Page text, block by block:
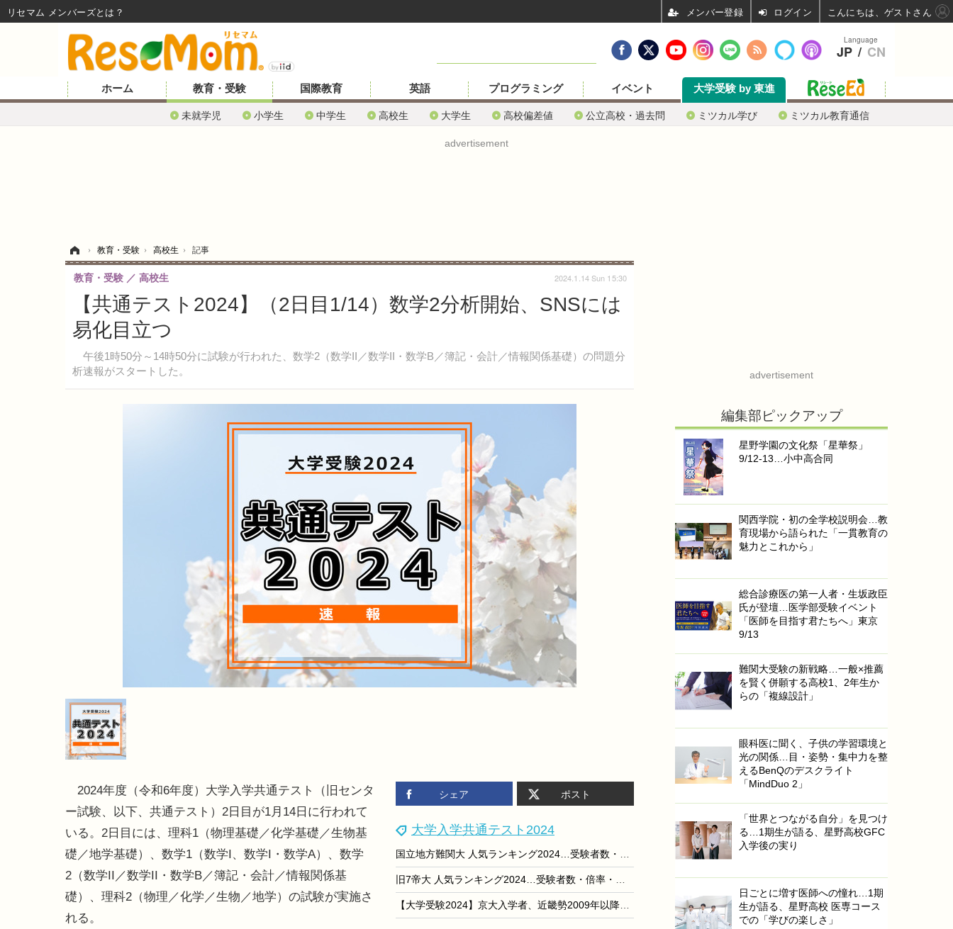
ホーム 教育・受験
未就学児 小学生 中学生 高校生 大学生 高校偏差値 公立高校・過去問 ミツカル学び ミツカル教育通信
国際教育 英語 プログラミング イベント 大学受験 by 東進
advertisement
› 教育・受験 › 高校生 › 記事
【共通テスト2024】（2日目1/14）数学2分析開始、SNSには
易化目立つ
午後1時50分～14時50分に試験が行われた、数学2（数学II／数学II・数学B／簿記・会計／情報関係基礎）の問題分
析速報がスタートした。
教育・受験 高校生 2024.1.14 Sun 15:30
シェア ポスト
大学入学共通テスト2024
国立地方難関大 人気ランキング2024…受験者数・倍率・辞退率
旧7帝大 人気ランキング2024…受験者数・倍率・入学辞退率
【大学受験2024】京大入学者、近畿勢2009年以降の最低値に
2024年度（令和6年度）大学入学共通テスト（旧センタ
ー試験、以下、共通テスト）2日目が1月14日に行われて
いる。2日目には、理科1（物理基礎／化学基礎／生物基
礎／地学基礎）、数学1（数学I、数学I・数学A）、数学
2（数学II／数学II・数学B／簿記・会計／情報関係基
礎）、理科2（物理／化学／生物／地学）の試験が実施さ
れる。
advertisement
編集部ピックアップ
星野学園の文化祭「星華祭」
9/12-13…小中高合同
関西学院・初の全学校説明会…教
育現場から語られた「一貫教育の
魅力とこれから」
総合診療医の第一人者・生坂政臣
氏が登壇…医学部受験イベント
「医師を目指す君たちへ」東京
9/13
難関大受験の新戦略…一般×推薦
を賢く併願する高校1、2年生か
らの「複線設計」
眼科医に聞く、子供の学習環境と
光の関係…目・姿勢・集中力を整
えるBenQのデスクライト
「MindDuo 2」
「世界とつながる自分」を見つけ
る…1期生が語る、星野高校GFC
入学後の実り
日ごとに増す医師への憧れ…1期
生が語る、星野高校 医専コース
での「学びの楽しさ」
Language
JP / CN
リセマム メンバーズ ログイン こんにちは、ゲストさん